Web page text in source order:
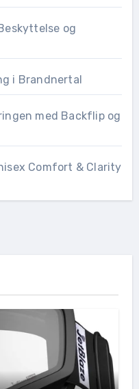
og
i Brandnertal
med Backflip og
Comfort & Clarity